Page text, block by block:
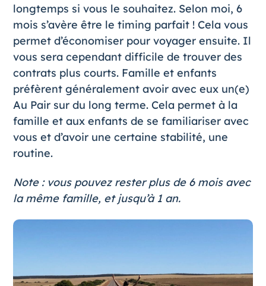
longtemps si vous le souhaitez. Selon moi, 6
mois s’avère être le timing parfait ! Cela vous
permet d’économiser pour voyager ensuite. Il
vous sera cependant difficile de trouver des
contrats plus courts. Famille et enfants
préfèrent généralement avoir avec eux un(e)
Au Pair sur du long terme. Cela permet à la
famille et aux enfants de se familiariser avec
vous et d’avoir une certaine stabilité, une
routine.
Note : vous pouvez rester plus de 6 mois avec
la même famille, et jusqu’à 1 an.